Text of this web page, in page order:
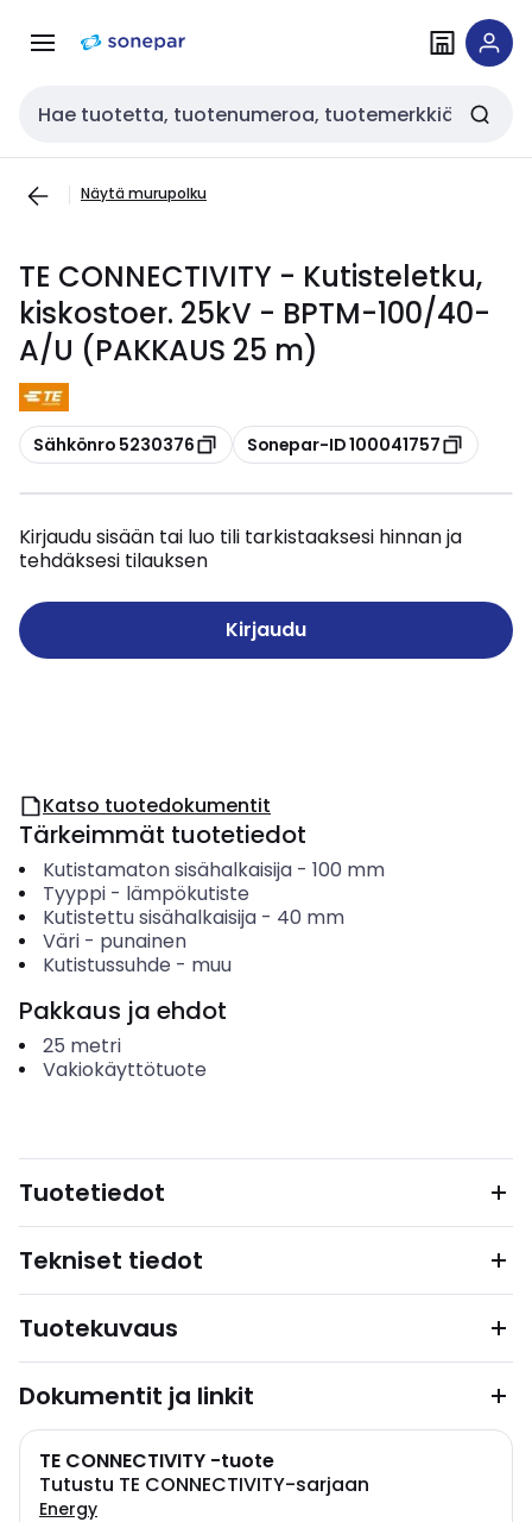
navigointiinsisältöön
Haku
Näytä murupolku
TE CONNECTIVITY - Kutisteletku,
kiskostoer. 25kV - BPTM-100/40-
A/U (PAKKAUS 25 m)
Kopioi
Sähkönro 5230376 Kopioi
Sonepar-ID 100041757
Kirjaudu sisään tai luo tili tarkistaaksesi hinnan ja
tehdäksesi tilauksen
Kirjaudu
Katso tuotedokumentit
Tärkeimmät tuotetiedot
Kutistamaton sisähalkaisija- 100 mm
Tyyppi- lämpökutiste
Kutistettu sisähalkaisija- 40 mm
Väri- punainen
Kutistussuhde - muu
Pakkaus ja ehdot
25 metri
Vakiokäyttötuote
Tuotetiedot
Tekniset tiedot
Tuotekuvaus
Dokumentit ja linkit
TE CONNECTIVITY -tuote
Tutustu TE CONNECTIVITY-sarjaan
Energy